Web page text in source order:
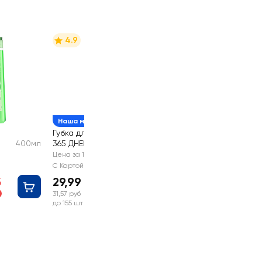
400мл
Наша марка
4.9
Губка для посуды
365 ДНЕЙ большая
9х6,3х2,5см
Цена за 1 шт
С Картой №1
29,99 руб
31,57 руб
до 155 шт